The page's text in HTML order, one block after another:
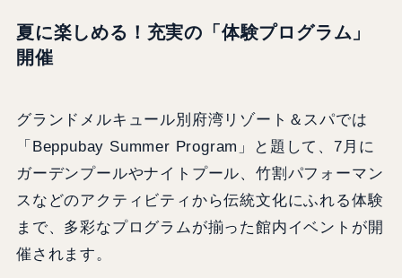
夏に楽しめる！充実の「体験プログラム」
開催
グランドメルキュール別府湾リゾート＆スパでは
「Beppubay Summer Program」と題して、7月に
ガーデンプールやナイトプール、竹割パフォーマン
スなどのアクティビティから伝統文化にふれる体験
まで、多彩なプログラムが揃った館内イベントが開
催されます。